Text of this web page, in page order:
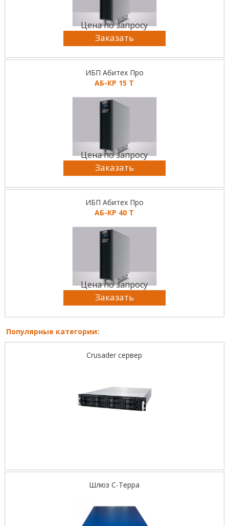
Цена по запросу
Заказать
ИБП Абитех Про
АБ-КР 15 Т
Цена по запросу
Заказать
ИБП Абитех Про
АБ-КР 40 Т
Цена по запросу
Заказать
Популярные категории:
Crusader сервер
Шлюз С-Терра